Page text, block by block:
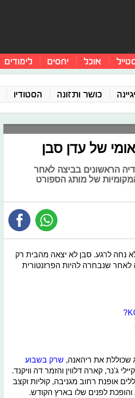
אוכל יחסים לימודים
כושר ותזונה הסטודיו
של עדן סבן
הראשונים בביצה לאחר
של מותג הספורט
נחה לרגע. סבן לא יצאה מהבית רק
לאחר שנבחרה להיות הפרזנטורית
שכוללת את ריהאנה, שרק בשבוע
ג'נר, קארה דלווין והזמר דה וויקנד.
אופנת רחוב מגניבה, קוליות וקצב
לפנים שלו בארץ הקודש.